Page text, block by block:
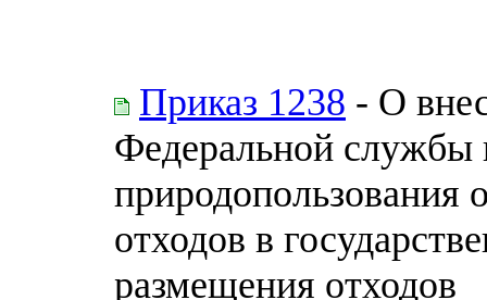
Приказ 1238 - О
Федеральной службы
природопользования
отходов в
размещения отходов